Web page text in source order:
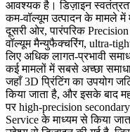
आवश्यक है। डिज़ाइन
कम-वॉल्यूम उत्पादन के मामले में
दूसरी ओर, पारंपरिक
वॉल्यूम मैन्युफैक्चरिंग, ultra-
लिए अधिक लागत-प्रभावी
कई मामलों में सबसे अच्छा
जहाँ 3D प्रिंटिंग का उपयोग
किया जाता है, और इसके बाद
पर high-precision
Serviceके माध्यम से किया